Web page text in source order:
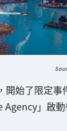
開始了限定事
」啟